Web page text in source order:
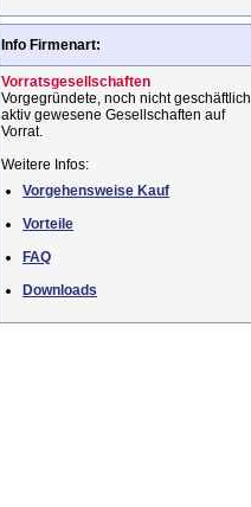
Info Firmenart:
Vorratsgesellschaften
Vorgegründete, noch nicht geschäftlich
aktiv gewesene Gesellschaften auf
Vorrat.
Weitere Infos:
Vorgehensweise Kauf
Vorteile
FAQ
Downloads